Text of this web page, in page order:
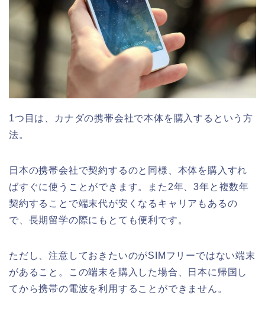
1つ目は、カナダの携帯会社で本体を購入するという方
法。
日本の携帯会社で契約するのと同様、本体を購入すれ
ばすぐに使うことができます。また2年、3年と複数年
契約することで端末代が安くなるキャリアもあるの
で、長期留学の際にもとても便利です。
ただし、注意しておきたいのがSIMフリーではない端末
があること。この端末を購入した場合、日本に帰国し
てから携帯の電波を利用することができません。